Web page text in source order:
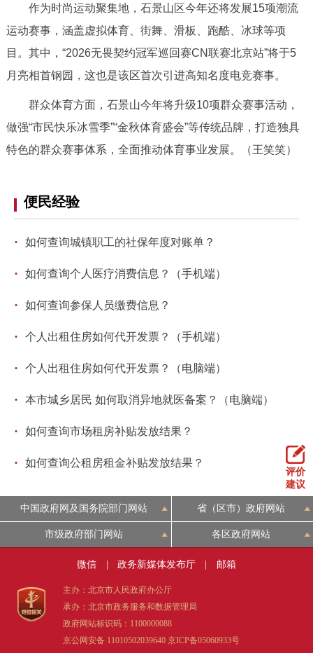
作为时尚运动聚集地，石景山区今年还将发展15项潮流
运动赛事，涵盖虚拟体育、街舞、滑板、跑酷、冰球等项
目。其中，“2026无畏契约冠军巡回赛CN联赛北京站”将于5
月亮相首钢园，这也是该区首次引进高知名度电竞赛事。
群众体育方面，石景山今年将升级10项群众赛事活动，
做强“市民快乐冰雪季”“金秋体育盛会”等传统品牌，打造独具
特色的群众赛事体系，全面推动体育事业发展。（王笑笑）
便民经验
· 如何查询城镇职工的社保年度对账单？
· 如何查询个人医疗消费信息？（手机端）
· 如何查询参保人员缴费信息？
· 个人出租住房如何代开发票？（手机端）
· 个人出租住房如何代开发票？（电脑端）
· 本市城乡居民 如何取消异地就医备案？（电脑端）
· 如何查询市场租房补贴发放结果？
· 如何查询公租房租金补贴发放结果？
评价
建议
中国政府网及国务院部门网站 省（区市）政府网站
市级政府部门网站 各区政府网站
微信 政务新媒体发布厅 邮箱
主办：北京市人民政府办公厅
承办：北京市政务服务和数据管理局
政府网站标识码：1100000088
京公网安备 11010502039640 京ICP备05060933号